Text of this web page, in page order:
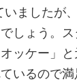
いましたが
しょう。
ッケー」
いるので満